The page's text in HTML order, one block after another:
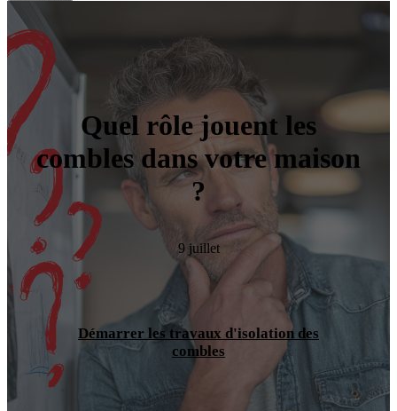
Quel rôle jouent les
combles dans votre maison
?
9 juillet
Démarrer les travaux d'isolation des
combles